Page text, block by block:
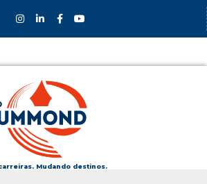
Mudando destinos.